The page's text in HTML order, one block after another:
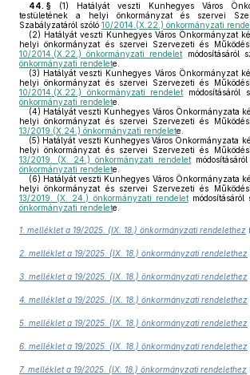
44. § (1) Hatályát veszti Kunhegyes Város
testületének a helyi önkormányzat és szervei
Szabályzatáról szóló 10/2014.(X.22.) önkormányzati
(2) Hatályát veszti Kunhegyes Város Önkormányzat
helyi önkormányzat és szervei Szervezeti és
10/2014.(X.22.) önkormányzati rendelet módosításáról
önkormányzati rendelete.
(3) Hatályát veszti Kunhegyes Város Önkormányzat
helyi önkormányzat és szervei Szervezeti és
10/2014.(X.22.) önkormányzati rendelet módosításáról
önkormányzati rendelete.
(4) Hatályát veszti Kunhegyes Város Önkormányzata
helyi önkormányzat és szervei Szervezeti és
13/2019.(X.24.) önkormányzati rendelete.
(5) Hatályát veszti Kunhegyes Város Önkormányzata
helyi önkormányzat és szervei Szervezeti és
13/2019. (X. 24.) önkormányzati rendelet
önkormányzati rendelete.
(6) Hatályát veszti Kunhegyes Város Önkormányzata
helyi önkormányzat és szervei Szervezeti és
13/2019. (X. 24.) önkormányzati rendeletmódosításáról
önkormányzati rendelete.
1. melléklet a 19/2025. (IX. 18.) önkormányzati rendelethez
2. melléklet a 19/2025. (IX. 18.) önkormányzati rendelethez
3. melléklet a 19/2025. (IX. 18.) önkormányzati rendelethez
4. melléklet a 19/2025. (IX. 18.) önkormányzati rendelethez
5. melléklet a 19/2025. (IX. 18.) önkormányzati rendelethez
6. melléklet a 19/2025. (IX. 18.) önkormányzati rendelethez
7. melléklet a 19/2025. (IX. 18.) önkormányzati rendelethez